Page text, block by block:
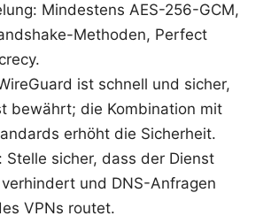
Mindestens AES-256-GCM,
Methoden, Perfect
ist schnell und sicher,
bewährt; die Kombination mit
erhöht die Sicherheit.
Stelle sicher, dass der Dienst
und DNS-Anfragen
VPNs routet.